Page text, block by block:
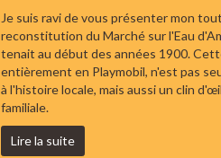
Je suis ravi de vous présenter mon
reconstitution du Marché sur l'Eau
tenait au début des années 1900.
entièrement en Playmobil, n'est pas
à l'histoire locale, mais aussi un clin
familiale.
Lire la suite